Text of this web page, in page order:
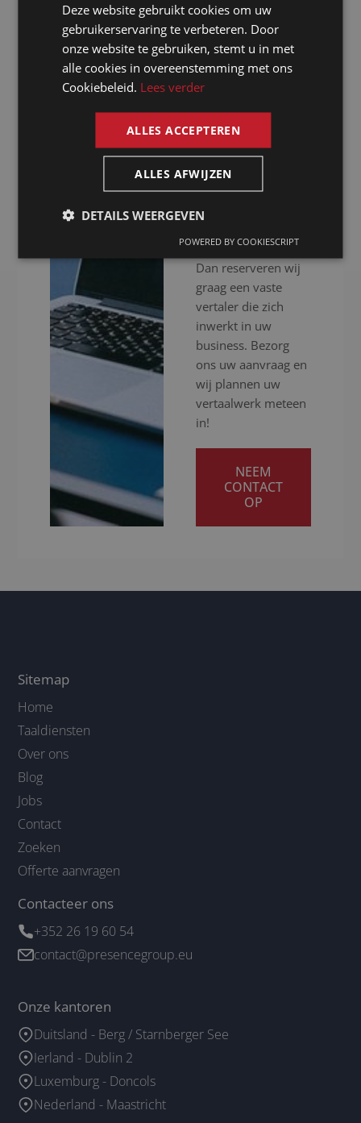
vertalen van teksten
naar het Nepalees.
Dankzij ons
uitgebreid netwerk
van native speakers
garanderen wij
vertaaldiensten van
het hoogste niveau.
Wilt u een goedkope
vertaling voor uw
of meerdere talen?
Dan reserveren wij
graag een vaste
vertaler die zich
inwerkt in uw
business. Bezorg
ons uw aanvraag en
wij plannen uw
vertaalwerk meteen
in!
NEEM
CONTACT
OP
Sitemap
Home
Taaldiensten
Over ons
Blog
Jobs
Contact
Zoeken
Offerte aanvragen
Contacteer ons
+352 26 19 60 54
contact@presencegroup.eu
Onze kantoren
Duitsland - Berg / Starnberger See
Ierland - Dublin 2
Luxemburg - Doncols
Nederland - Maastricht
FRENCH
Deze website gebruikt cookies om uw
gebruikerservaring te verbeteren. Door
onze website te gebruiken, stemt u in met
alle cookies in overeenstemming met ons
Cookiebeleid. Lees verder
ALLES ACCEPTEREN
ALLES AFWIJZEN
DETAILS WEERGEVEN
POWERED BY COOKIESCRIPT